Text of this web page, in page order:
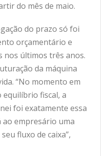
do mês de maio.
do prazo só foi
orçamentário e
nos últimos três anos.
da máquina
“No momento em
equilíbrio fiscal, a
foi exatamente essa
ao empresário uma
fluxo de caixa”,